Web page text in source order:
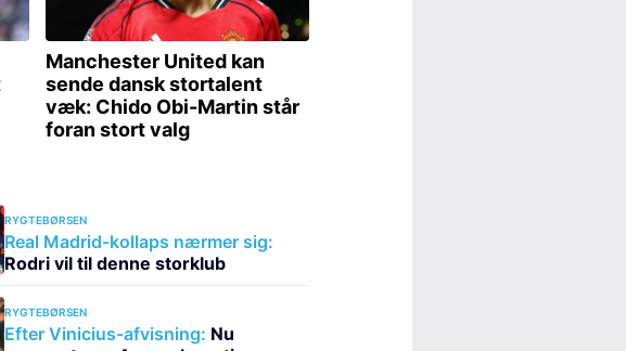
RYGTEBØRSEN
Real Madrid-kollaps nærmer sig:
Rodri vil til denne storklub
RYGTEBØRSEN
Efter Vinicius-afvisning: Nu